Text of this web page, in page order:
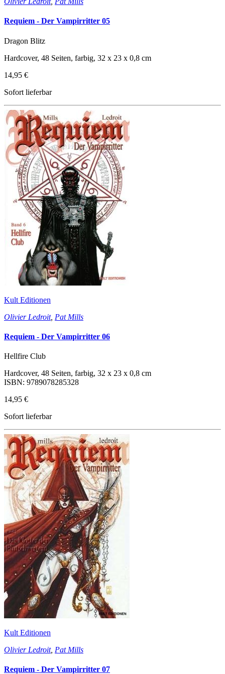
Requiem - Der Vampirritter 05
Dragon Blitz
Hardcover, 48 Seiten, farbig, 32 x 23 x 0,8 cm
14,95 €
Sofort lieferbar
Kult Editionen
Olivier Ledroit, Pat Mills
Requiem - Der Vampirritter 06
Hellfire Club
Hardcover, 48 Seiten, farbig, 32 x 23 x 0,8 cm
ISBN: 9789078285328
14,95 €
Sofort lieferbar
Kult Editionen
Olivier Ledroit, Pat Mills
Requiem - Der Vampirritter 07